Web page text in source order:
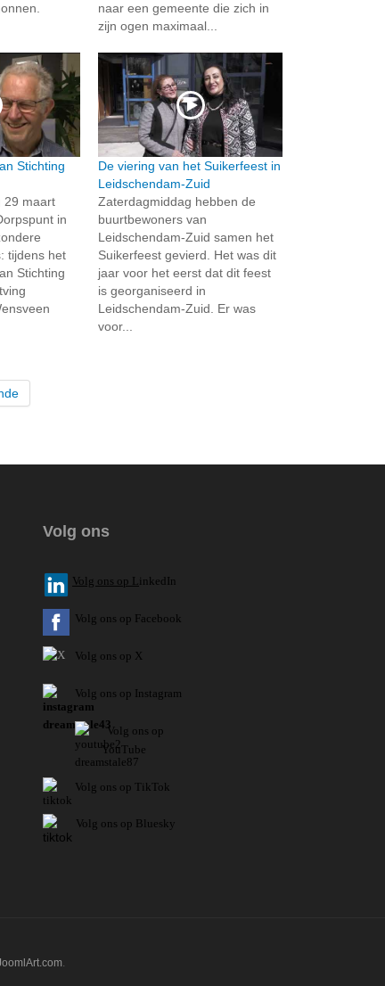
naar een gemeente die zich in
zijn ogen maximaal...
Stichting
29 maart
in
tijdens het
Stichting
De viering van het Suikerfeest in
Leidschendam-Zuid
Zaterdagmiddag hebben de
buurtbewoners van
Leidschendam-Zuid samen het
Suikerfeest gevierd. Het was dit
jaar voor het eerst dat dit feest
is georganiseerd in
Leidschendam-Zuid. Er was
voor...
Volg ons
Volg ons op L inkedIn
Volg ons op Facebook
Volg ons op X
Volg ons op Instagram
Volg ons op
YouTube
Volg ons op TikTok
Volg ons op Bluesky